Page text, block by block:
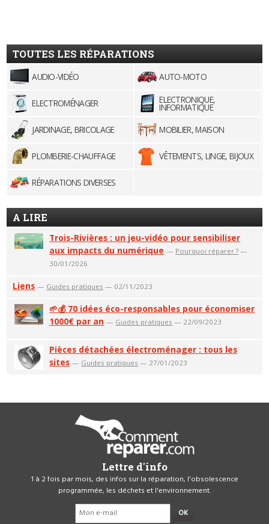
TOUTES LES RÉPARATIONS
AUDIO-VIDÉO AUTO-MOTO
ELECTROMÉNAGER ELECTRONIQUE,
INFORMATIQUE
JARDINAGE, BRICOLAGE
MOBILIER, MAISON
PLOMBERIE-CHAUFFAGE VÊTEMENTS, LINGE, BIJOUX
RÉPARATIONS DIVERSES
A LIRE
Trois-Rivières : un jeu-vidéo pour sensibiliser
aux impacts du numérique — Pourquoi réparer ? —
30/01/2026
Liens — Guides pratiques — 02/11/2023
🌱💰 70 idées éco-responsables pour économiser
1000€ par an — Guides pratiques — 22/09/2023
Pièces détachées électroménager : tous les
sites — Guides pratiques — 27/01/2023
Lettre d'info
1 à 2 fois par mois, des infos sur la réparation, l'obsolescence
programmée, les déchets et l'environnement.
OK